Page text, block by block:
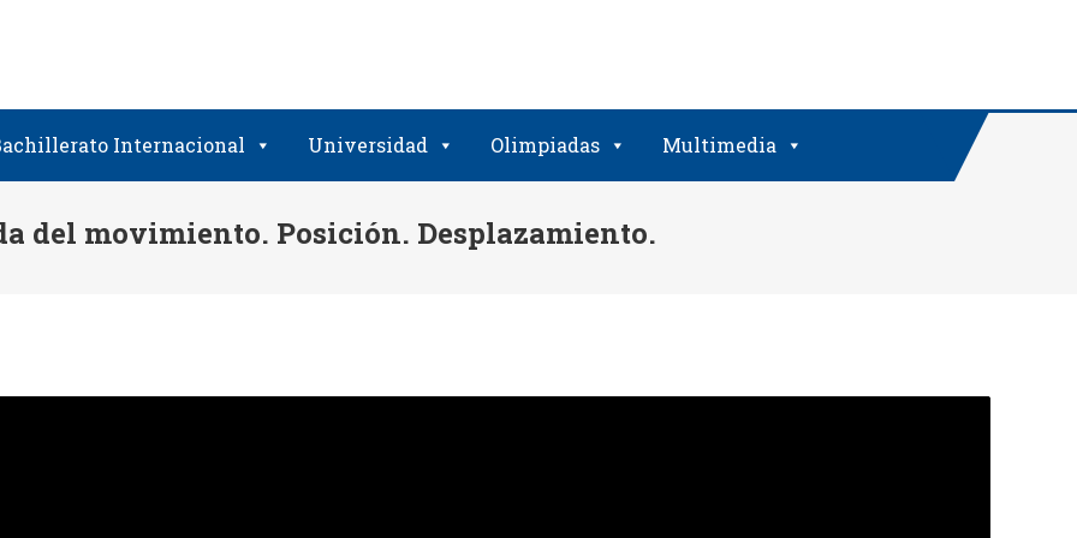
Internacional Universidad Olimpiadas Multimedia
del movimiento. Posición. Desplazamiento.